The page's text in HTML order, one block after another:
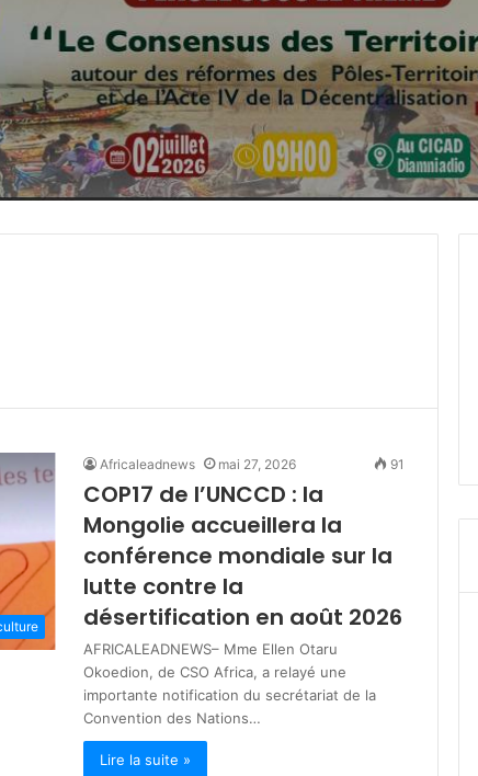
Africaleadnews mai 27, 2026 91
COP17 de l’UNCCD : la
Mongolie accueillera la
conférence mondiale sur la
lutte contre la
désertification en août 2026
AFRICALEADNEWS– Mme Ellen Otaru
Okoedion, de CSO Africa, a relayé une
importante notification du secrétariat de la
Convention des Nations…
Lire la suite »